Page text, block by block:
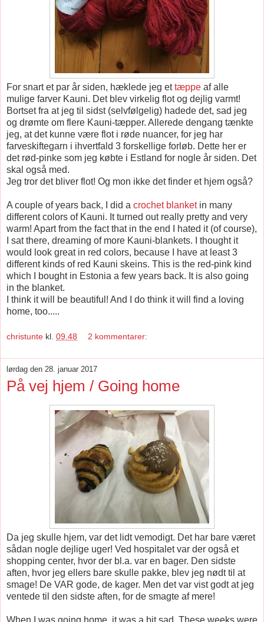
For snart et par år siden, hæklede jeg ettæppe af alle
mulige farver Kauni. Det blev virkelig flot og dejlig varmt!
Bortset fra at jeg til sidst (selvfølgelig) hadede det, sad jeg
og drømte om flere Kauni-tæpper. Allerede dengang tænkte
jeg, at det kunne være flot i røde nuancer, for jeg har
farveskiftegarn i ihvertfald 3 forskellige forløb. Dette her er
det rød-pinke som jeg købte i Estland for nogle år siden. Det
skal også med.
Jeg tror det bliver flot! Og mon ikke det finder et hjem også?
A couple of years back, I did a crochet blanketin many
different colors of Kauni. It turned out really pretty and very
warm! Apart from the fact that in the end I hated it (of course),
I sat there, dreaming of more Kauni-blankets. I thought it
would look great in red colors, because I have at least 3
different kinds of red Kauni skeins. This is the red-pink kind
which I bought in Estonia a few years back. It is also going
in the blanket.
I think it will be beautiful! And I do think it will find a loving
home, too.....
christunte kl. 09.48 2 kommentarer:
lørdag den 28. januar 2017
På vej hjem / Going home
Da jeg skulle hjem, var det lidt vemodigt. Det har bare været
sådan nogle dejlige uger! Ved hospitalet var der også et
shopping center, hvor der bl.a. var en bager. Den sidste
aften, hvor jeg ellers bare skulle pakke, blev jeg nødt til at
smage! De VAR gode, de kager. Men det var vist godt at jeg
ventede til den sidste aften, for de smagte af mere!
When I was going home, it was a bit sad. These weeks were